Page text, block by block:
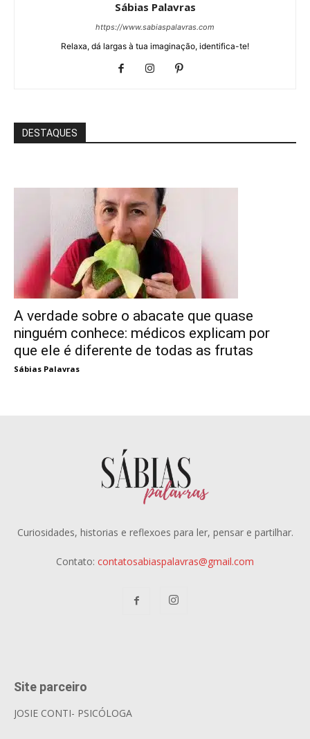
Sábias Palavras
https://www.sabiaspalavras.com
Relaxa, dá largas à tua imaginação, identifica-te!
DESTAQUES
A verdade sobre o abacate que quase
ninguém conhece: médicos explicam por
que ele é diferente de todas as frutas
Sábias Palavras
Curiosidades, historias e reflexoes para ler, pensar e partilhar.
Contato: contatosabiaspalavras@gmail.com
Site parceiro
JOSIE CONTI- PSICÓLOGA